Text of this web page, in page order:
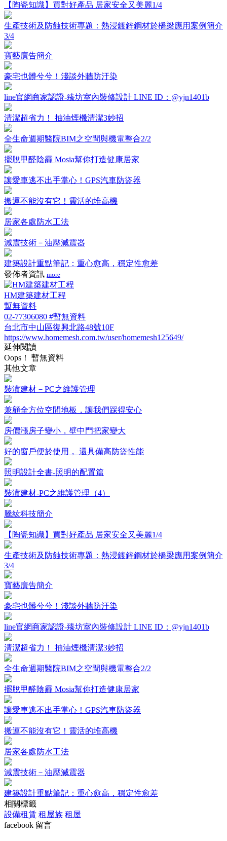
【陶瓷知識】買對好產品 居家安全又美麗1/4
生產技術及防蝕技術專題：熱浸鍍鋅鋼材於橋梁應用案例簡介
3/4
寶藝廣告簡介
豪宅也髒兮兮！淺談外牆防汙染
line官網商家認證-臻坊室內裝修設計 LINE ID：@yjn1401b
清潔超省力！ 抽油煙機清潔3妙招
全生命週期醫院BIM之空間與機電整合2/2
擺脫甲醛陰霾 Mosia幫你打造健康居家
讓愛車逃不出手掌心！GPS汽車防盜器
搬運不能沒有它！靈活的堆高機
居家各處防水工法
減震技術－油壓減震器
建築設計重點筆記：重心愈高，穩定性愈差
發佈者資訊 more
HM建築建材工程
暫無資料
02-77306080 #暫無資料
台北市中山區復興北路48號10F
https://www.homemesh.com.tw/user/homemesh125649/
延伸閱讀
Oops！ 暫無資料
其他文章
裝潢建材－PC之維護管理
兼顧全方位空間地板，讓我們踩得安心
房價漲房子變小，壁中門把家變大
好的窗戶便於使用， 還具備高防盜性能
照明設計全書-照明的配置篇
裝潢建材-PC之維護管理（4）
騰紘科技簡介
【陶瓷知識】買對好產品 居家安全又美麗1/4
生產技術及防蝕技術專題：熱浸鍍鋅鋼材於橋梁應用案例簡介
3/4
寶藝廣告簡介
豪宅也髒兮兮！淺談外牆防汙染
line官網商家認證-臻坊室內裝修設計 LINE ID：@yjn1401b
清潔超省力！ 抽油煙機清潔3妙招
全生命週期醫院BIM之空間與機電整合2/2
擺脫甲醛陰霾 Mosia幫你打造健康居家
讓愛車逃不出手掌心！GPS汽車防盜器
搬運不能沒有它！靈活的堆高機
居家各處防水工法
減震技術－油壓減震器
建築設計重點筆記：重心愈高，穩定性愈差
相關標籤
設備租賃 租屋族 租屋
facebook 留言